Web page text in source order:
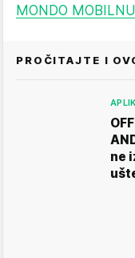
MONDO
PROČITAJTE I
ne